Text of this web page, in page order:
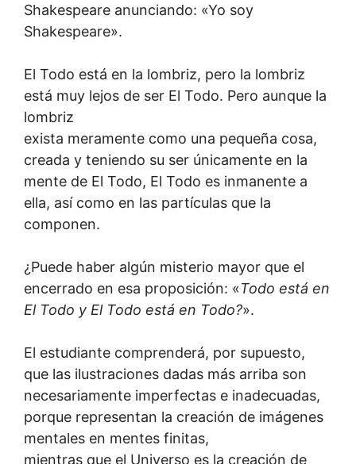
Shakespeare anunciando: «Yo soy
Shakespeare».
El Todo está en la lombriz, pero la lombriz
está muy lejos de ser El Todo. Pero aunque la
lombriz
exista meramente como una pequeña cosa,
creada y teniendo su ser únicamente en la
mente de El Todo, El Todo es inmanente a
ella, así como en las partículas que la
componen.
¿Puede haber algún misterio mayor que el
encerrado en esa proposición: «Todo está en
El Todo y El Todo está en Todo?».
El estudiante comprenderá, por supuesto,
que las ilustraciones dadas más arriba son
necesariamente imperfectas e inadecuadas,
porque representan la creación de imágenes
mentales en mentes finitas,
mientras que el Universo es la creación de